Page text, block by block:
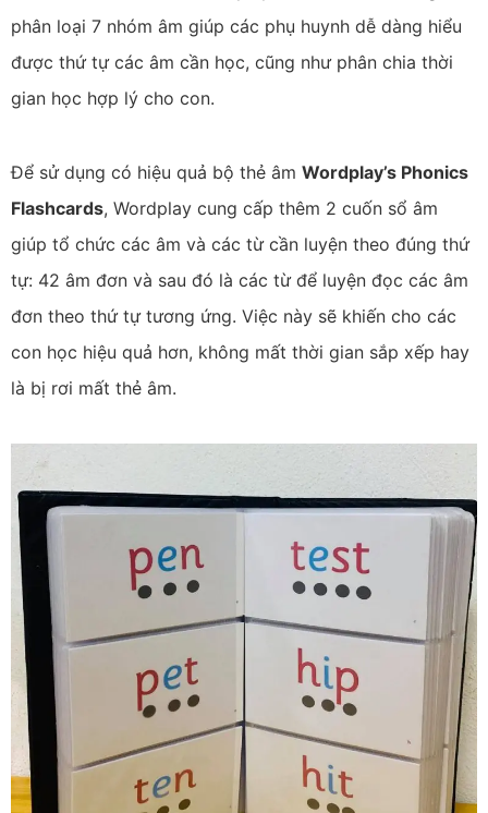
phân loại 7 nhóm âm giúp các phụ huynh dễ dàng hiểu
được thứ tự các âm cần học, cũng như phân chia thời
gian học hợp lý cho con.
Để sử dụng có hiệu quả bộ thẻ âm Wordplay’s Phonics
Flashcards, Wordplay cung cấp thêm 2 cuốn sổ âm
giúp tổ chức các âm và các từ cần luyện theo đúng thứ
tự: 42 âm đơn và sau đó là các từ để luyện đọc các âm
đơn theo thứ tự tương ứng. Việc này sẽ khiến cho các
con học hiệu quả hơn, không mất thời gian sắp xếp hay
là bị rơi mất thẻ âm.